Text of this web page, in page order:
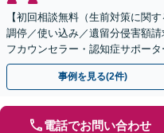
【初回相談無料（生前対策に関
調停／使い込み／遺留分侵害額
フカウンセラー・認知症サポー
続もお任せください」【当日・
事例を見る(2件)
電話でお問い合わせ